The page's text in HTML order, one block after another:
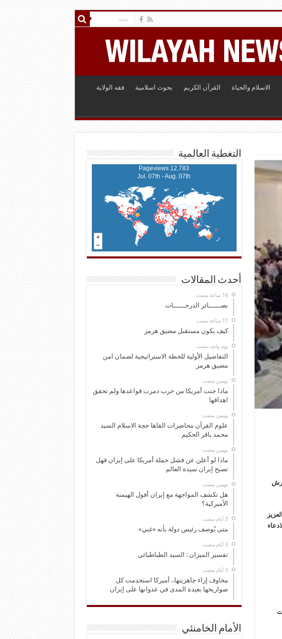
الاسلام والحياة القرآن الكريم بحوث اسلامية فقه الولاية
التحرش
التغطية العالمية
12,783 Pageviews
Jul. 07th - Aug. 07th
أحدث المقالات
‏16 ساعة مضت
بصــــــائر الدرجــــــات
كيف يكون مستقبل مضيق هرمز
‏يوم واحد مضت
التفاصيل الأولية للخطة الاستراتيجية لضمان امن
مضيق هرمز
‏يومين مضت
ماذا جنت أمريكا من حرب دمرت قواعدها ولم تحقق
اهدافها
‏يومين مضت
علوم القرآن محاضرات القاها حجة الاسلام السيد
محمد باقر الحكيم
‏يومين مضت
ماذا لو أعلن عن فشل حملة أمريكا على إيران فهل
تصبح إيران سيدة العالم
‏يومين مضت
هل تكشف المواجهة مع إيران أفول الهيمنة
الأميركية؟
متى يُوصف رئيس دولة بأنه «غبي»
تفسير الميزان : السيد الطباطبائي
مخاوف إزاء جاهزيتها.. أميركا استخدمت كل
صواريخها بعيدة المدى في عدوانها على إيران
الأمام الخامنئي